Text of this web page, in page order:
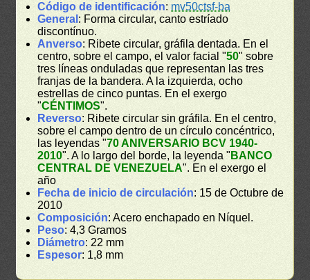
Código de identificación: mv50ctsf-ba
General : Forma circular, canto estríado
discontínuo.
Anverso: Ribete circular, gráfila dentada. En el
centro, sobre el campo, el valor facial "50" sobre
tres líneas onduladas que representan las tres
franjas de la bandera. A la izquierda, ocho
estrellas de cinco puntas. En el exergo
"CÉNTIMOS".
Reverso: Ribete circular sin gráfila. En el centro,
sobre el campo dentro de un círculo concéntrico,
las leyendas "70 ANIVERSARIO BCV 1940-
2010". A lo largo del borde, la leyenda " BANCO
CENTRAL DE VENEZUELA". En el exergo el
año
Fecha de inicio de circulación: 15 de Octubre de
2010
Composición: Acero enchapado en Níquel.
Peso: 4,3 Gramos
Diámetro: 22 mm
Espesor: 1,8 mm